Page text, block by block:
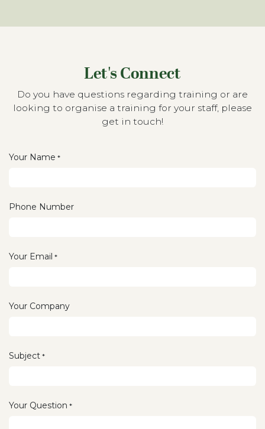
Let's Connect
Do you have questions regarding training or are
looking to organise a training for your staff, please
get in touch!
Your Name *
Phone Number
Your Email *
Your Company
Subject *
Your Question *